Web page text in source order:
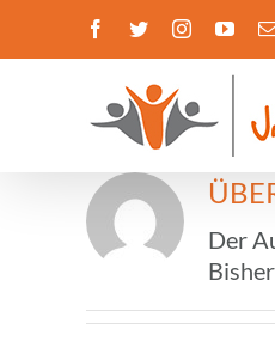
Facebook
TwitterInstagram
Der